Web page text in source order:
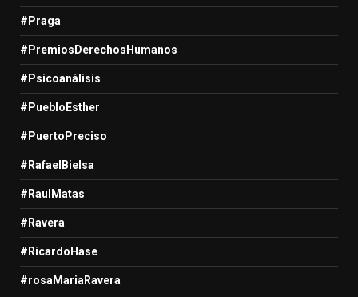
#Praga
#PremiosDerechosHumanos
#Psicoanálisis
#PuebloEsther
#PuertoPreciso
#RafaelBielsa
#RaulMatas
#Ravera
#RicardoHase
#rosaMariaRavera